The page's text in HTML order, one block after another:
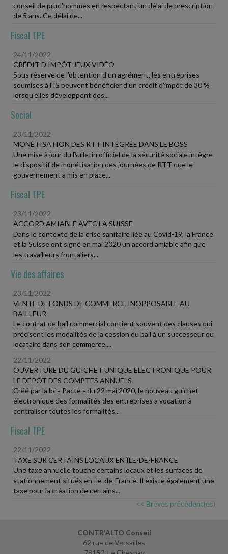
conseil de prud'hommes en respectant un délai de prescription
de 5 ans. Ce délai de...
Fiscal TPE
24/11/2022
CRÉDIT D'IMPÔT JEUX VIDÉO
Sous réserve de l'obtention d'un agrément, les entreprises
soumises à l'IS peuvent bénéficier d'un crédit d'impôt de 30 %
lorsqu'elles développent des...
Social
23/11/2022
MONÉTISATION DES RTT INTÉGRÉE DANS LE BOSS
Une mise à jour du Bulletin officiel de la sécurité sociale intègre
le dispositif de monétisation des journées de RTT que le
gouvernement a mis en place...
Fiscal TPE
23/11/2022
ACCORD AMIABLE AVEC LA SUISSE
Dans le contexte de la crise sanitaire liée au Covid-19, la France
et la Suisse ont signé en mai 2020 un accord amiable afin que
les travailleurs frontaliers...
Vie des affaires
23/11/2022
VENTE DE FONDS DE COMMERCE INOPPOSABLE AU
BAILLEUR
Le contrat de bail commercial contient souvent des clauses qui
précisent les modalités de la cession du bail à un successeur du
locataire dans son commerce....
22/11/2022
OUVERTURE DU GUICHET UNIQUE ÉLECTRONIQUE POUR
LE DÉPÔT DES COMPTES ANNUELS
Créé par la loi « Pacte » du 22 mai 2020, le nouveau guichet
électronique des formalités des entreprises a vocation à
centraliser toutes les formalités...
Fiscal TPE
22/11/2022
TAXE SUR CERTAINS LOCAUX EN ÎLE-DE-FRANCE
Une taxe annuelle touche certains locaux et les surfaces de
stationnement situés en Île-de-France. Il existe également une
taxe pour la création de certains...
<< Brèves précédent(es)
CONTR'ALTO Conseil
62 rue de Versailles